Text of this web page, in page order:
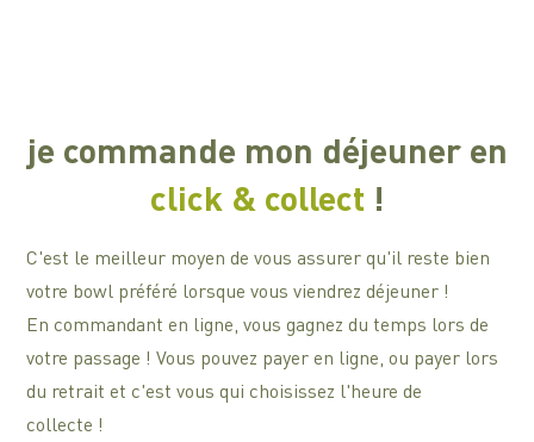
je commande mon déjeuner en
click & collect !
C'est le meilleur moyen de vous assurer qu'il reste bien
votre bowl préféré lorsque vous viendrez déjeuner !
En commandant en ligne, vous gagnez du temps lors de
votre passage ! Vous pouvez payer en ligne, ou payer lors
du retrait et c'est vous qui choisissez l'heure de
collecte !